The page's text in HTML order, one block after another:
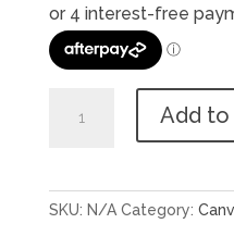
Add
SKU: N/A Category: